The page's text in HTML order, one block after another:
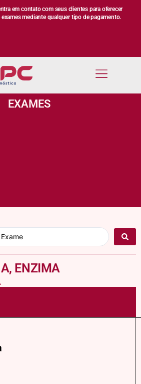
em contato com seus clientes para oferecer
mediante qualquer tipo de pagamento.
EXAMES
ENZIMA